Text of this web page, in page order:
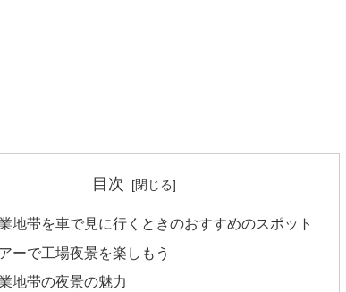
目次
地帯を車で見に行くときのおすすめのスポット
ーで工場夜景を楽しもう
地帯の夜景の魅力